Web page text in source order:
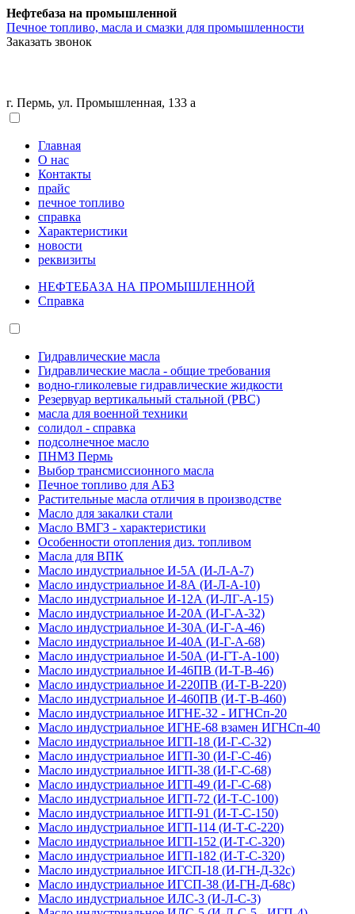
Нефтебаза на промышленной
Печное топливо, масла и смазки для промышленности
Заказать звонок
г. Пермь, ул. Промышленная, 133 а
Главная
О нас
Контакты
прайс
печное топливо
справка
Характеристики
новости
реквизиты
НЕФТЕБАЗА НА ПРОМЫШЛЕННОЙ
Справка
Гидравлические масла
Гидравлические масла - общие требования
водно-гликолевые гидравлические жидкости
Резервуар вертикальный стальной (РВС)
масла для военной техники
солидол - справка
подсолнечное масло
ПНМЗ Пермь
Выбор трансмиссионного масла
Печное топливо для АБЗ
Растительные масла отличия в производстве
Масло для закалки стали
Масло ВМГЗ - характеристики
Особенности отопления диз. топливом
Масла для ВПК
Масло индустриальное И-5А (И-Л-А-7)
Масло индустриальное И-8А (И-Л-А-10)
Масло индустриальное И-12А (И-ЛГ-А-15)
Масло индустриальное И-20А (И-Г-А-32)
Масло индустриальное И-30А (И-Г-А-46)
Масло индустриальное И-40А (И-Г-А-68)
Масло индустриальное И-50А (И-ГТ-А-100)
Масло индустриальное И-46ПВ (И-Т-В-46)
Масло индустриальное И-220ПВ (И-Т-В-220)
Масло индустриальное И-460ПВ (И-Т-В-460)
Масло индустриальное ИГНЕ-32 - ИГНСп-20
Масло индустриальное ИГНЕ-68 взамен ИГНСп-40
Масло индустриальное ИГП-18 (И-Г-С-32)
Масло индустриальное ИГП-30 (И-Г-С-46)
Масло индустриальное ИГП-38 (И-Г-С-68)
Масло индустриальное ИГП-49 (И-Г-С-68)
Масло индустриальное ИГП-72 (И-Т-С-100)
Масло индустриальное ИГП-91 (И-Т-С-150)
Масло индустриальное ИГП-114 (И-Т-С-220)
Масло индустриальное ИГП-152 (И-Т-С-320)
Масло индустриальное ИГП-182 (И-Т-С-320)
Масло индустриальное ИГСП-18 (И-ГН-Д-32с)
Масло индустриальное ИГСП-38 (И-ГН-Д-68с)
Масло индустриальное ИЛС-3 (И-Л-С-3)